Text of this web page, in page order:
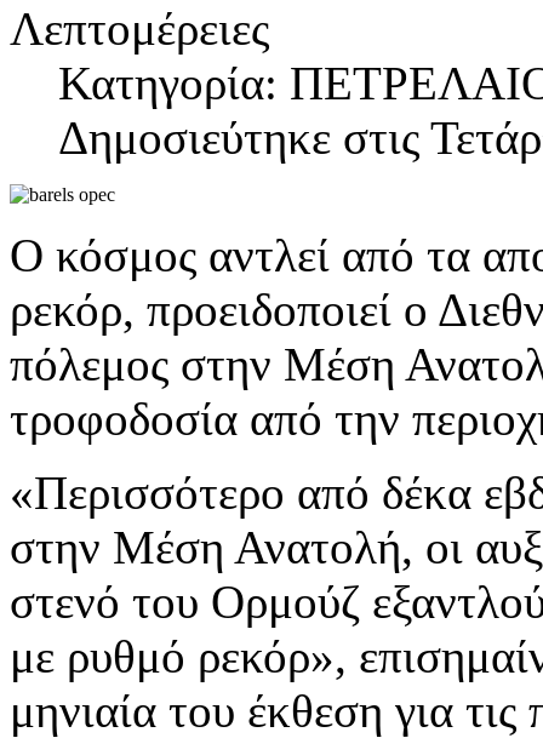
Λεπτομέρειες
Κατηγορία:
Δημοσιεύτηκε στις
Ο κόσμος αντλεί από τα
ρεκόρ, προειδοποιεί ο
πόλεμος στην Μέση
τροφοδοσία από την
«Περισσότερο από δέκα
στην Μέση Ανατολή, οι
στενό του Ορμούζ
με ρυθμό ρεκόρ»,
μηνιαία του έκθεση για τις